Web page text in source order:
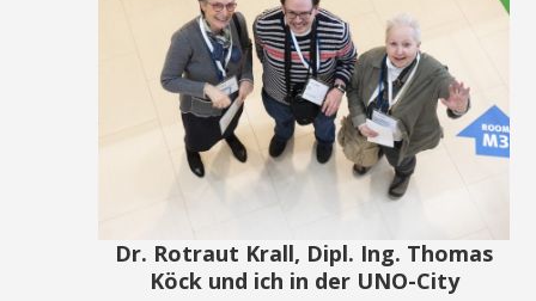
Dr. Rotraut Krall, Dipl. Ing. Thomas
Köck und ich in der UNO-City